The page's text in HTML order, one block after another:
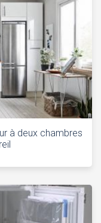
à deux chambres